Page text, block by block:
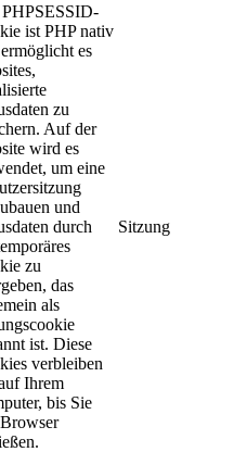
ist PHP nativ
es
zu
Auf der
wird es
um eine
und
durch
zu
das
als
ist. Diese
verbleiben
Ihrem
bis Sie
Sitzung